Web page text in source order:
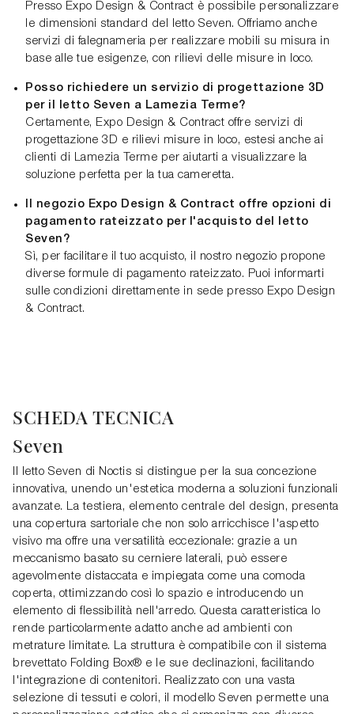
Presso Expo Design & Contract è possibile personalizzare
le dimensioni standard del letto Seven. Offriamo anche
servizi di falegnameria per realizzare mobili su misura in
base alle tue esigenze, con rilievi delle misure in loco.
Posso richiedere un servizio di progettazione 3D
per il letto Seven a Lamezia Terme?
Certamente, Expo Design & Contract offre servizi di
progettazione 3D e rilievi misure in loco, estesi anche ai
clienti di Lamezia Terme per aiutarti a visualizzare la
soluzione perfetta per la tua cameretta.
Il negozio Expo Design & Contract offre opzioni di
pagamento rateizzato per l'acquisto del letto
Seven?
Sì, per facilitare il tuo acquisto, il nostro negozio propone
diverse formule di pagamento rateizzato. Puoi informarti
sulle condizioni direttamente in sede presso Expo Design
& Contract.
SCHEDA TECNICA
Seven
Il letto Seven di Noctis si distingue per la sua concezione
innovativa, unendo un'estetica moderna a soluzioni funzionali
avanzate. La testiera, elemento centrale del design, presenta
una copertura sartoriale che non solo arricchisce l'aspetto
visivo ma offre una versatilità eccezionale: grazie a un
meccanismo basato su cerniere laterali, può essere
agevolmente distaccata e impiegata come una comoda
coperta, ottimizzando così lo spazio e introducendo un
elemento di flessibilità nell'arredo. Questa caratteristica lo
rende particolarmente adatto anche ad ambienti con
metrature limitate. La struttura è compatibile con il sistema
brevettato Folding Box® e le sue declinazioni, facilitando
l'integrazione di contenitori. Realizzato con una vasta
selezione di tessuti e colori, il modello Seven permette una